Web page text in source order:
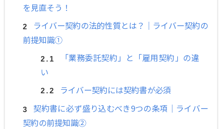
を見直そう！
ライバー契約の法的性質とは？｜ライバー契約の
前提知識①
「業務委託契約」と「雇用契約」の違
い
ライバー契約には契約書が必須
契約書に必ず盛り込むべき9つの条項｜ライバー
契約の前提知識②